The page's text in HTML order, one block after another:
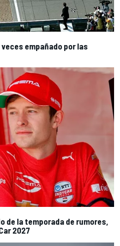
empañado por las
de la temporada de rumores,
2027